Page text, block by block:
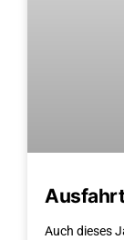
Auch dieses